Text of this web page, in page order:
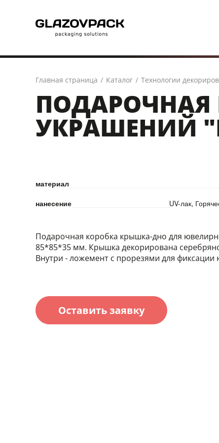
Главная страница / Каталог / Технологии
УКРАШЕНИЙ
материал
нанесение
UV-лак,
Подарочная коробка крышка-дно для
85*85*35 мм. Крышка декорирована
Внутри - ложемент с прорезями для фиксации
Оставить заявку